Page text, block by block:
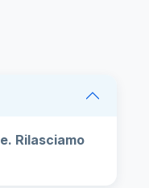
Rilasciamo